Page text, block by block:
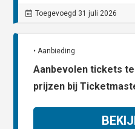
Toegevoegd 31 juli 2026
• Aanbieding
Aanbevolen tickets
prijzen bij